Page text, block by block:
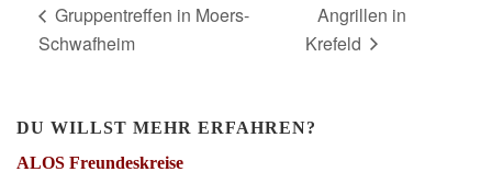
Gruppentreffen in Moers-
Schwafheim
Angrillen in
Krefeld
DU WILLST MEHR ERFAHREN?
ALOS Freundeskreise